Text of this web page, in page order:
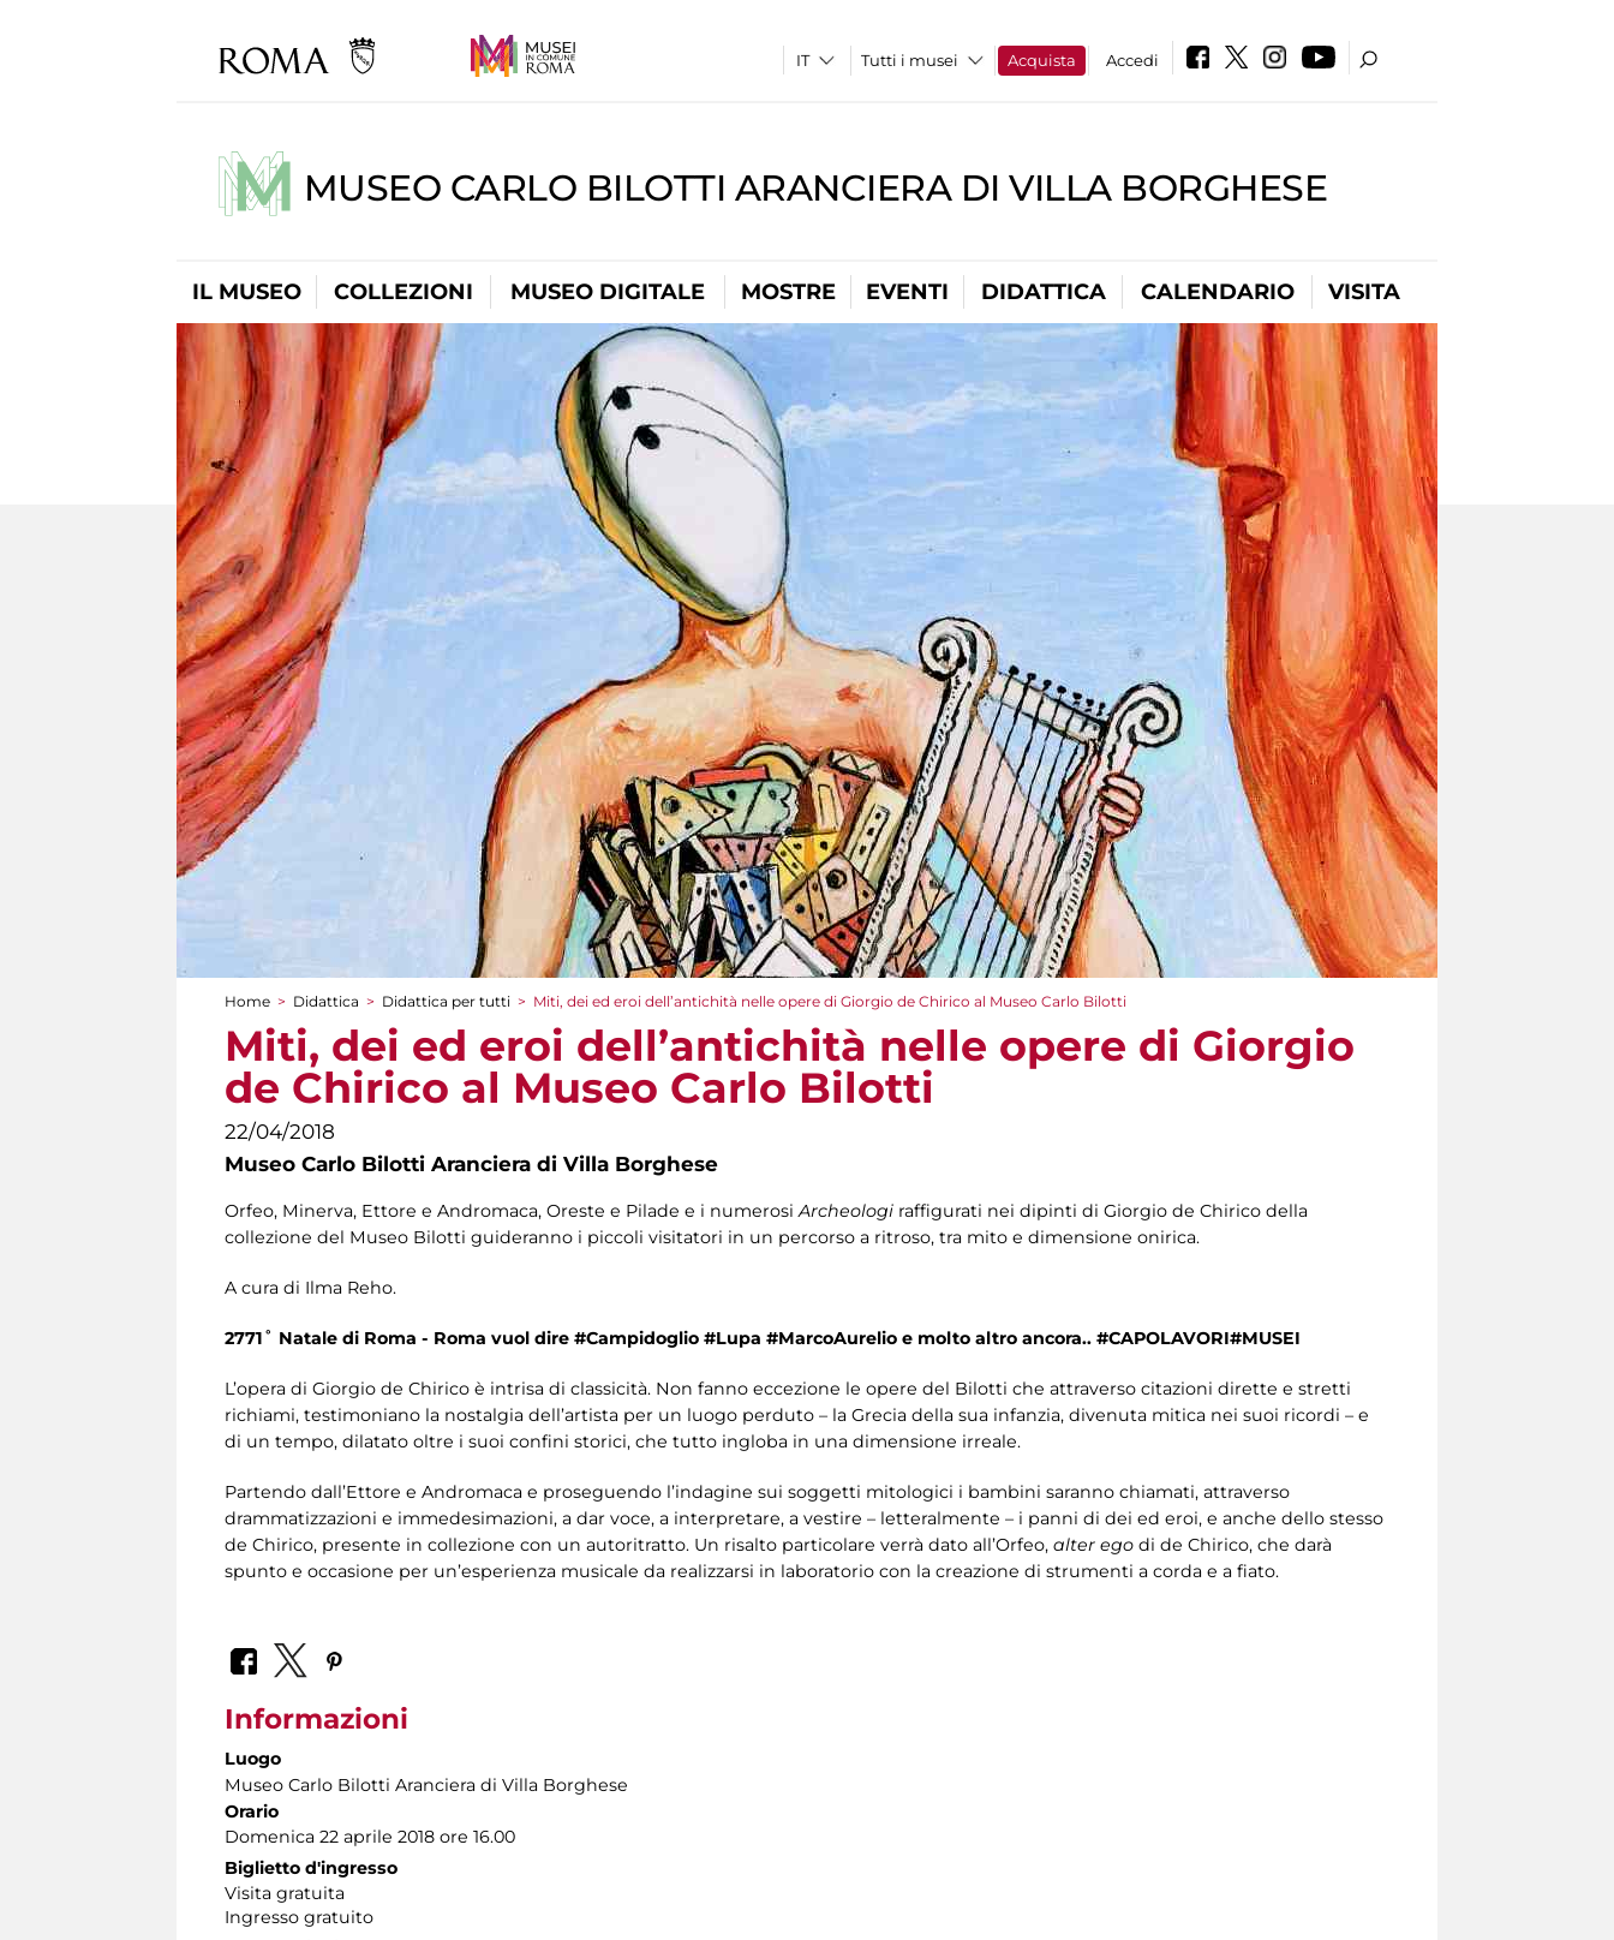
Tutti i musei Acquista Accedi
MUSEO CARLO BILOTTI ARANCIERA DI VILLA BORGHESE
IL MUSEO COLLEZIONI MUSEO DIGITALE MOSTRE EVENTI DIDATTICA CALENDARIO VISITA
Tu sei qui
Home > Didattica > Didattica per tutti > Miti, dei ed eroi dell’antichità nelle opere di Giorgio de Chirico al Museo Carlo Bilotti
Miti, dei ed eroi dell’antichità nelle opere di Giorgio
de Chirico al Museo Carlo Bilotti
22/04/2018
Museo Carlo Bilotti Aranciera di Villa Borghese
Orfeo, Minerva, Ettore e Andromaca, Oreste e Pilade e i numerosiArcheologi raffigurati nei dipinti di Giorgio de Chirico della
collezione del Museo Bilotti guideranno i piccoli visitatori in un percorso a ritroso, tra mito e dimensione onirica.
A cura di Ilma Reho.
2771˚ Natale di Roma - Roma vuol dire #Campidoglio #Lupa #MarcoAurelio e molto altro ancora.. #CAPOLAVORI#MUSEI
L’opera di Giorgio de Chirico è intrisa di classicità. Non fanno eccezione le opere del Bilotti che attraverso citazioni dirette e stretti
richiami, testimoniano la nostalgia dell’artista per un luogo perduto – la Grecia della sua infanzia, divenuta mitica nei suoi ricordi – e
di un tempo, dilatato oltre i suoi confini storici, che tutto ingloba in una dimensione irreale.
Partendo dall’Ettore e Andromaca e proseguendo l’indagine sui soggetti mitologici i bambini saranno chiamati, attraverso
drammatizzazioni e immedesimazioni, a dar voce, a interpretare, a vestire – letteralmente – i panni di dei ed eroi, e anche dello stesso
de Chirico, presente in collezione con un autoritratto. Un risalto particolare verrà dato all’Orfeo, alter ego di de Chirico, che darà
spunto e occasione per un’esperienza musicale da realizzarsi in laboratorio con la creazione di strumenti a corda e a fiato.
Informazioni
Luogo
Museo Carlo Bilotti Aranciera di Villa Borghese
Orario
Domenica 22 aprile 2018 ore 16.00
Biglietto d'ingresso
Visita gratuita
Ingresso gratuito